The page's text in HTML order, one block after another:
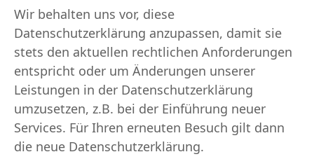
Wir behalten uns vor, diese
Datenschutzerklärung anzupassen, damit sie
stets den aktuellen rechtlichen Anforderungen
entspricht oder um Änderungen unserer
Leistungen in der Datenschutzerklärung
umzusetzen, z.B. bei der Einführung neuer
Services. Für Ihren erneuten Besuch gilt dann
die neue Datenschutzerklärung.